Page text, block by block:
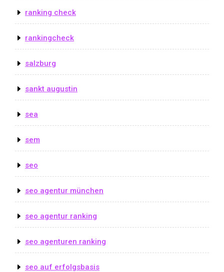
ranking check
rankingcheck
salzburg
sankt augustin
sea
sem
seo
seo agentur münchen
seo agentur ranking
seo agenturen ranking
seo auf erfolgsbasis